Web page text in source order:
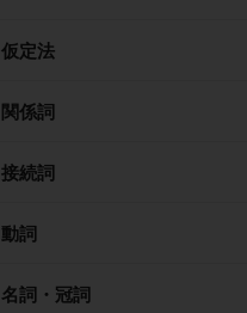
仮定法
関係詞
接続詞
動詞
名詞・冠詞